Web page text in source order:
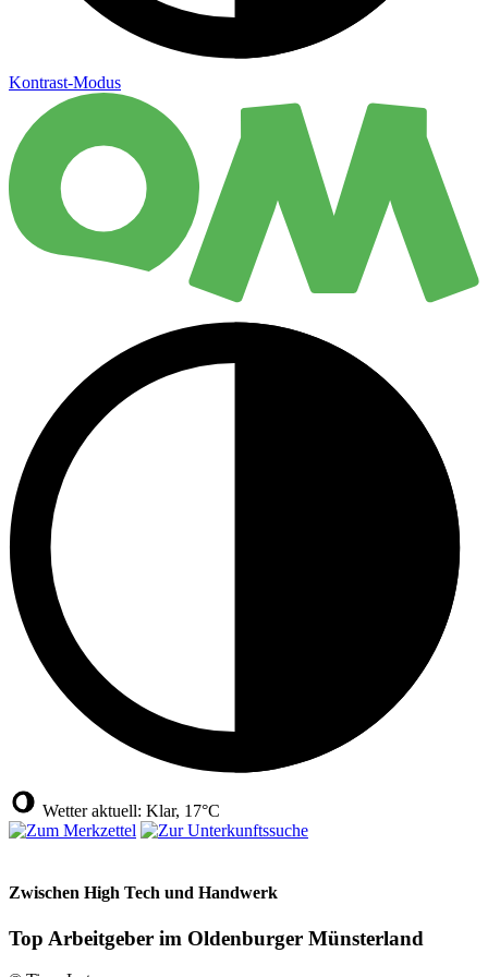
Kontrast-Modus
Wetter aktuell: Klar, 17°C
Zwischen High Tech und Handwerk
Top Arbeitgeber im Oldenburger Münsterland